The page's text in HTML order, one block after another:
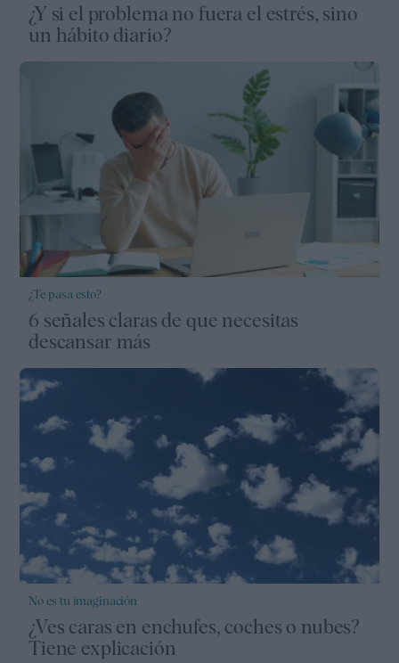
¿Y si el problema no fuera el estrés, sino
un hábito diario?
¿Te pasa esto?
6 señales claras de que necesitas
descansar más
No es tu imaginación
¿Ves caras en enchufes, coches o nubes?
Tiene explicación